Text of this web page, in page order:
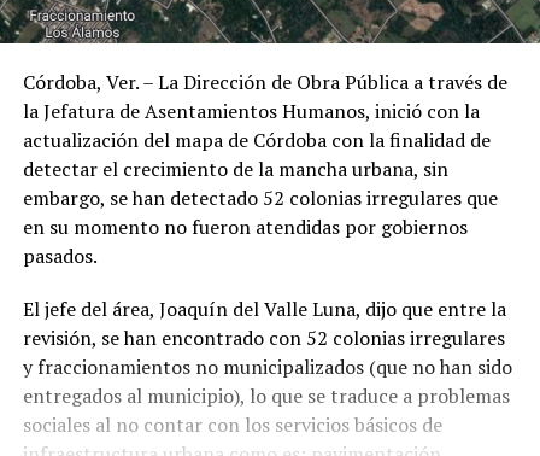
Córdoba, Ver. – La Dirección de Obra Pública a través de
la Jefatura de Asentamientos Humanos, inició con la
actualización del mapa de Córdoba con la finalidad de
detectar el crecimiento de la mancha urbana, sin
embargo, se han detectado 52 colonias irregulares que
en su momento no fueron atendidas por gobiernos
pasados.
El jefe del área, Joaquín del Valle Luna, dijo que entre la
revisión, se han encontrado con 52 colonias irregulares
y fraccionamientos no municipalizados (que no han sido
entregados al municipio), lo que se traduce a problemas
sociales al no contar con los servicios básicos de